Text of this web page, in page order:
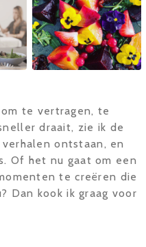
te vertragen, te
draait, zie ik de
ontstaan, en
Of het nu gaat om een
te creëren die
Dan kook ik graag voor